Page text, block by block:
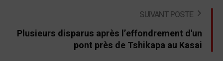
SUIVANT POSTE
Plusieurs disparus après l’effondrement d'un
pont près de Tshikapa au Kasai